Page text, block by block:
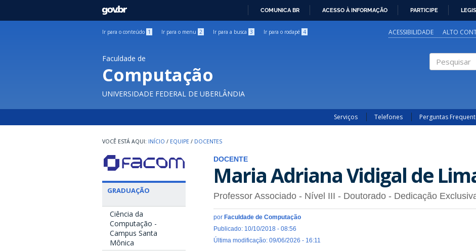
GOVBR
COMUNICA BR ACESSO À INFORMAÇÃO PARTICIPE
Ir para o conteúdo 1 Ir para o menu 2 Ir para a busca 3 Ir para o rodapé 4 ACESSIBILIDADE ALTO
Faculdade de
Computação
UNIVERSIDADE FEDERAL DE UBERLÂNDIA
Serviços Telefones Perguntas
INÍCIO / EQUIPE / DOCENTES
GRADUAÇÃO
Ciência da
Computação -
Campus Santa
Mônica
DOCENTE
Maria Adriana Vidigal de
Professor Associado - Nível III - Doutorado - Dedicação
por Faculdade de Computação
Publicado: 10/10/2018 - 08:56
Última modificação: 09/06/2026 - 16:11